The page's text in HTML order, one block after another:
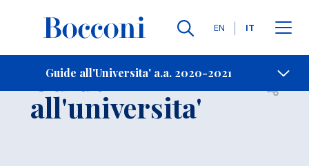
Lingue
EN IT
Guide all'Universita' a.a. 2020-2021
Contatti
Guide
all'universita' Open